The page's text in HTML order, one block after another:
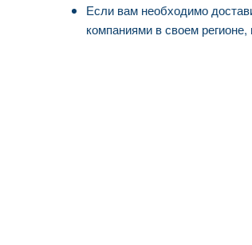
Если вам необходимо
компаниями в своем